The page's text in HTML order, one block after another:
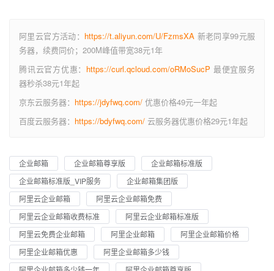
阿里云官方活动： https://t.aliyun.com/U/FzmsXA 新老同享99元服
务器，续费同价；200M峰值带宽38元1年
腾讯云官方优惠： https://curl.qcloud.com/oRMoSucP 最便宜服务
器秒杀38元1年起
京东云服务器： https://jdyfwq.com/ 优惠价格49元一年起
百度云服务器： https://bdyfwq.com/ 云服务器优惠价格29元1年起
企业邮箱 企业邮箱尊享版
企业邮箱标准版
企业邮箱标准版_VIP服务
企业邮箱集团版
阿里云企业邮箱
阿里云企业邮箱免费
阿里云企业邮箱收费标准
阿里云企业邮箱标准版
阿里云免费企业邮箱
阿里企业邮箱
阿里企业邮箱价格
阿里企业邮箱优惠
阿里企业邮箱多少钱